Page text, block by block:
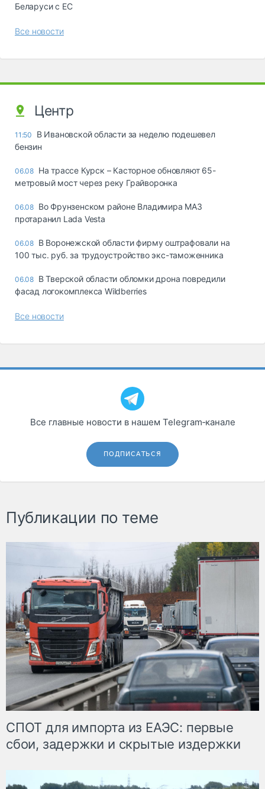
Беларуси с ЕС
Все новости
Центр
11:50
В Ивановской области за неделю подешевел
бензин
06.08 На трассе Курск – Касторное обновляют 65-
метровый мост через реку Грайворонка
06.08 Во Фрунзенском районе Владимира МАЗ
протаранил Lada Vesta
06.08 В Воронежской области фирму оштрафовали на
100 тыс. руб. за трудоустройство экс-таможенника
06.08 В Тверской области обломки дрона повредили
фасад логокомплекса Wildberries
Все новости
Все главные новости в нашем Telegram‑канале
ПОДПИСАТЬСЯ
Публикации по теме
СПОТ для импорта из ЕАЭС: первые
сбои, задержки и скрытые издержки